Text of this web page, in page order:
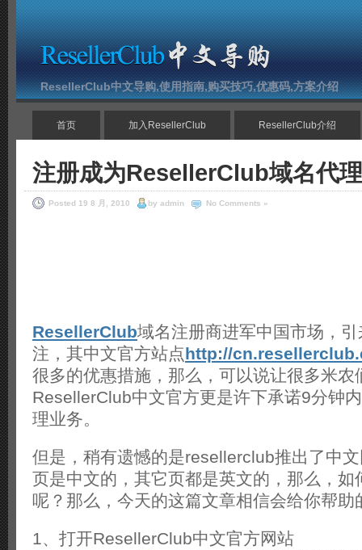
ResellerClub中文导购,使用指南,购买技巧,优惠码,方案介绍
首页 加入ResellerClub ResellerClub介绍
注册成为ResellerClub域名代
Posted 19 8 月, 2010 by admin No Comments »
ResellerClub域名注册商进军中国市场，
注，其中文官方站点http://
很多的优惠措施，那么，可以说让很多米农
ResellerClub中文官方更是许下承诺9分钟
理业务。
但是，稍有遗憾的是resellerclub推出了中
页是中文的，其它页都是英文的，那么，如
呢？那么，今天的这篇文章相信会给你帮助
1、打开ResellerClub中文官方网站